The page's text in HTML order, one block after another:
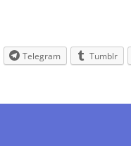
Telegram Tumblr